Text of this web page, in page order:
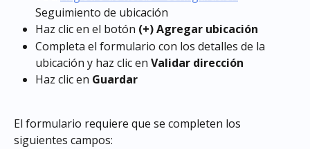
Seguimiento de ubicación
Haz clic en el botón (+) Agregar ubicación
Completa el formulario con los detalles de la
ubicación y haz clic en Validar dirección
Haz clic en Guardar
El formulario requiere que se completen los
siguientes campos: